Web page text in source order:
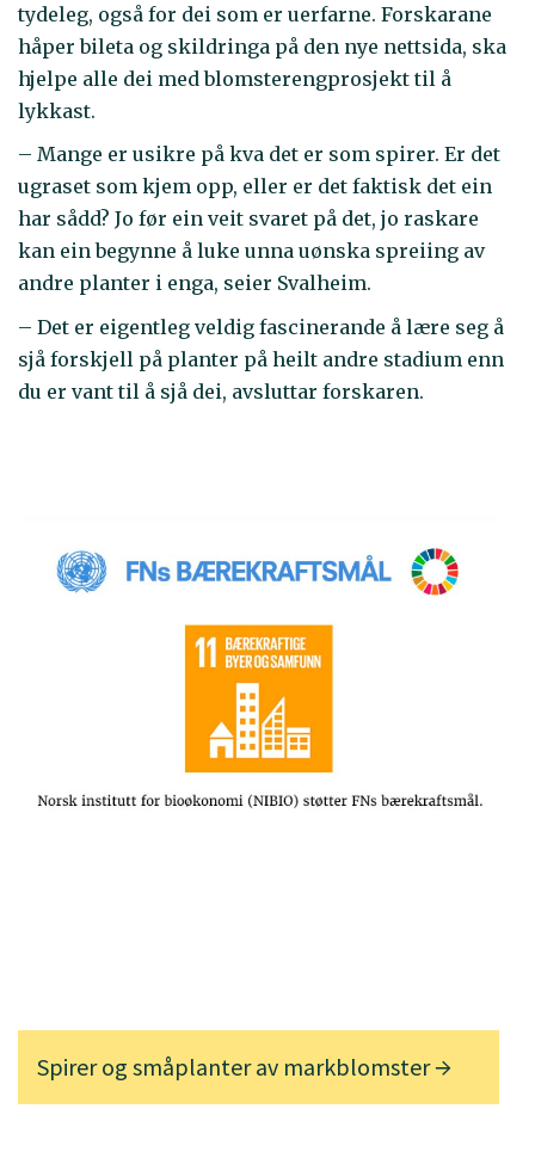
tydeleg, også for dei som er uerfarne. Forskarane
håper bileta og skildringa på den nye nettsida, ska
hjelpe alle dei med blomsterengprosjekt til å
lykkast.
– Mange er usikre på kva det er som spirer. Er det
ugraset som kjem opp, eller er det faktisk det ein
har sådd? Jo før ein veit svaret på det, jo raskare
kan ein begynne å luke unna uønska spreiing av
andre planter i enga, seier Svalheim.
– Det er eigentleg veldig fascinerande å lære seg å
sjå forskjell på planter på heilt andre stadium enn
du er vant til å sjå dei, avsluttar forskaren.
Spirer og småplanter av markblomster